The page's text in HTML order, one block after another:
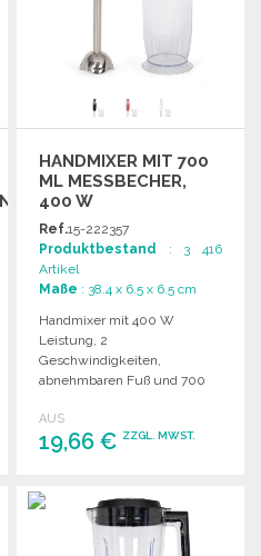
HANDMIXER MIT 700
ML MESSBECHER,
400 W
Ref.15-222357
Produktbestand : 3 416
Artikel
Maße : 38.4 x 6.5 x 6.5 cm
Handmixer mit 400 W
Leistung, 2
Geschwindigkeiten,
abnehmbaren Fuß und 700
vielseitige
Küchenanwendungen.
AUS
19,66 € ZZGL. MWST.
Angebot anfordern